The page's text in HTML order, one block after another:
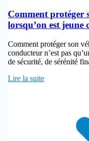
Comment protéger
lorsqu’on est jeune
Comment protéger son
conducteur n’est pas
de sécurité, de sérénité
Lire la suite